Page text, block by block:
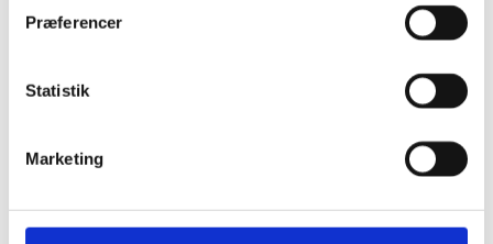
Præferencer
Statistik
Marketing
Udendørs leg og spil